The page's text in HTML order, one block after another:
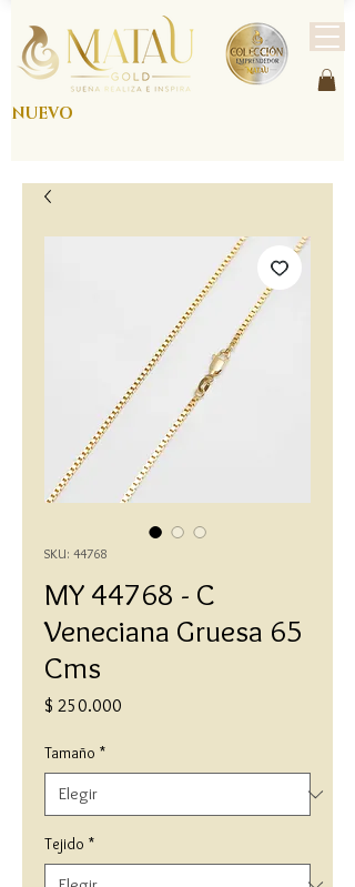
NUEVO
SKU: 44768
MY 44768 - C
Veneciana Gruesa 65
Cms
$ 250.000
Tamaño *
Tejido *